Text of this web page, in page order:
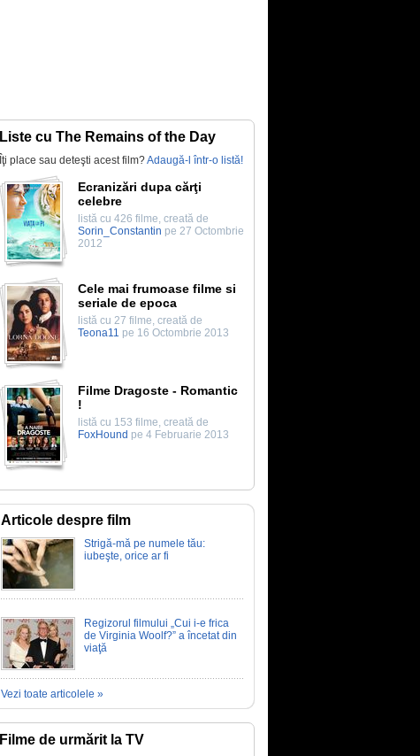
Liste cu The Remains of the Day
Îţi place sau deteşti acest film?Adaugă-l într-o listă!
Ecranizări dupa cărţi
celebre
listă cu 426 filme, creată de
Sorin_Constantin pe 27 Octombrie
2012
Cele mai frumoase filme si
seriale de epoca
listă cu 27 filme, creată de
Teona11 pe 16 Octombrie 2013
Filme Dragoste - Romantic
!
listă cu 153 filme, creată de
FoxHound pe 4 Februarie 2013
Articole despre film
Strigă-mă pe numele tău:
iubeşte, orice ar fi
Regizorul filmului „Cui i-e frica
de Virginia Woolf?” a încetat din
viaţă
Vezi toate articolele »
Filme de urmărit la TV